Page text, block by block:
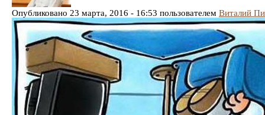
Опубликовано 23 марта, 2016 - 16:53 пользователем Виталий